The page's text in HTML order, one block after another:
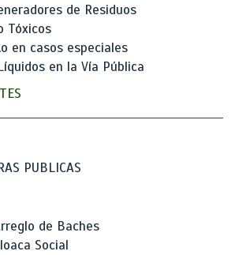
de Residuos
Tóxicos
en casos especiales
en la Vía Pública
PUBLICAS
de Baches
Social